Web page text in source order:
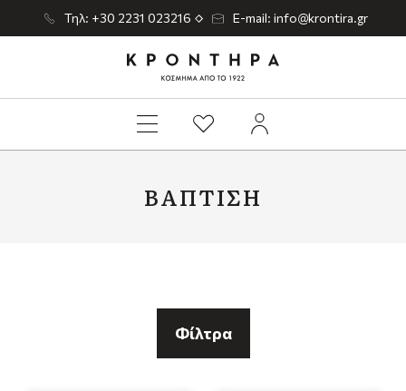
Τηλ: +30 2231 023216 E-mail: info@krontira.gr
ΒΆΠΤΙΣΗ
Φίλτρα